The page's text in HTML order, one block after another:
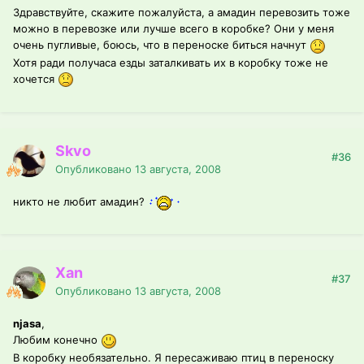
Здравствуйте, скажите пожалуйста, а амадин перевозить тоже
можно в перевозке или лучше всего в коробке? Они у меня
очень пугливые, боюсь, что в переноске биться начнут
Хотя ради получаса езды заталкивать их в коробку тоже не
хочется
Skvo
Опубликовано 13 августа, 2008
#36
никто не любит амадин?
Xan
Опубликовано 13 августа, 2008
#37
njasa,
Любим конечно
В коробку необязательно. Я пересаживаю птиц в переноску